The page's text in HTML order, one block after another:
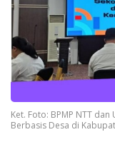
Ket. Foto: BPMP NTT dan
Berbasis Desa di